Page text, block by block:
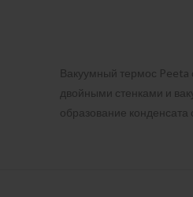
Вакуумный термос Peeta
двойными стенками и
образование